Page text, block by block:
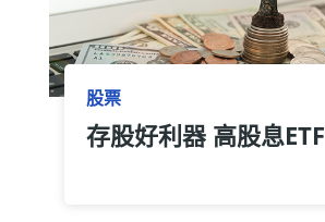
股票
存股好利器 高股息ETF